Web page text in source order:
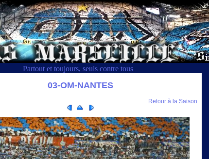
Partout et toujours, seuls contre tous
03-OM-NANTES
Retour à la Saison